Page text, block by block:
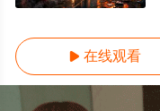
 在线观看